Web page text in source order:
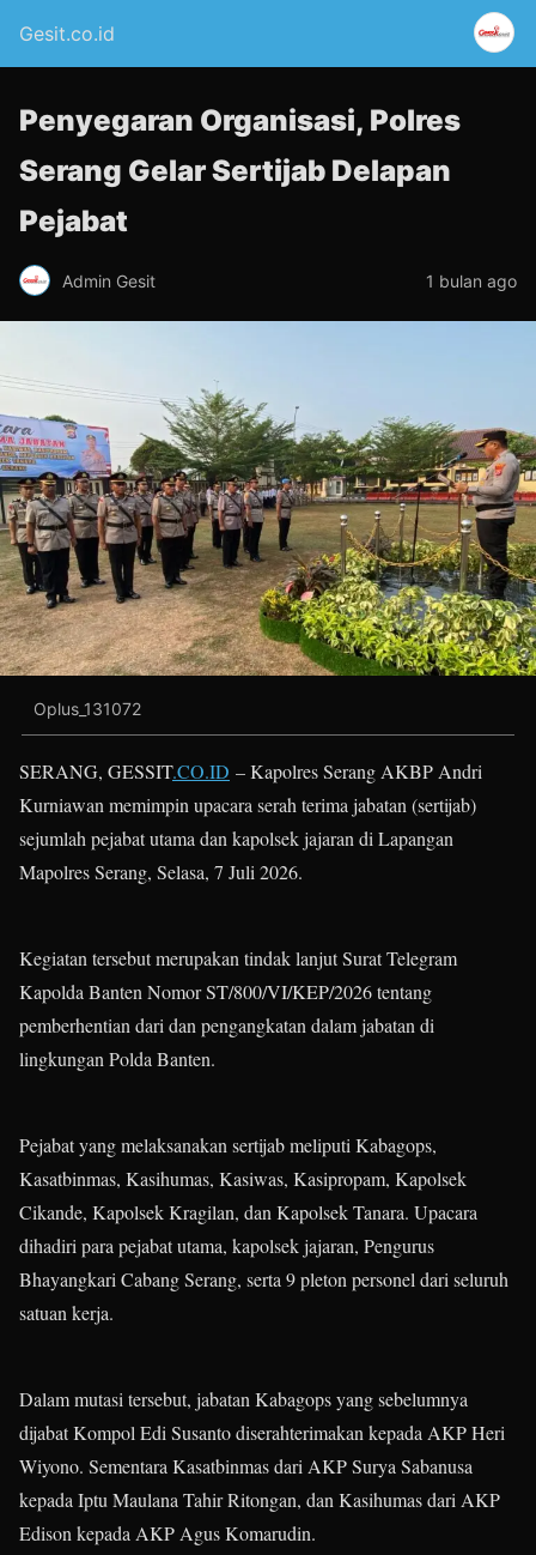
Gesit.co.id
Penyegaran Organisasi, Polres
Serang Gelar Sertijab Delapan
Pejabat
Admin Gesit 1 bulan ago
Oplus_131072
SERANG, GESSIT.CO.ID – Kapolres Serang AKBP Andri
Kurniawan memimpin upacara serah terima jabatan (sertijab)
sejumlah pejabat utama dan kapolsek jajaran di Lapangan
Mapolres Serang, Selasa, 7 Juli 2026.
Kegiatan tersebut merupakan tindak lanjut Surat Telegram
Kapolda Banten Nomor ST/800/VI/KEP/2026 tentang
pemberhentian dari dan pengangkatan dalam jabatan di
lingkungan Polda Banten.
Pejabat yang melaksanakan sertijab meliputi Kabagops,
Kasatbinmas, Kasihumas, Kasiwas, Kasipropam, Kapolsek
Cikande, Kapolsek Kragilan, dan Kapolsek Tanara. Upacara
dihadiri para pejabat utama, kapolsek jajaran, Pengurus
Bhayangkari Cabang Serang, serta 9 pleton personel dari seluruh
satuan kerja.
Dalam mutasi tersebut, jabatan Kabagops yang sebelumnya
dijabat Kompol Edi Susanto diserahterimakan kepada AKP Heri
Wiyono. Sementara Kasatbinmas dari AKP Surya Sabanusa
kepada Iptu Maulana Tahir Ritongan, dan Kasihumas dari AKP
Edison kepada AKP Agus Komarudin.